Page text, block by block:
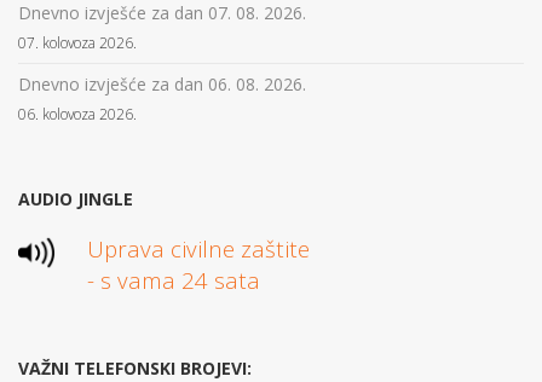
Dnevno izvješće za dan 07. 08. 2026.
07. kolovoza 2026.
Dnevno izvješće za dan 06. 08. 2026.
06. kolovoza 2026.
AUDIO JINGLE
Uprava civilne zaštite
- s vama 24 sata
VAŽNI TELEFONSKI BROJEVI: